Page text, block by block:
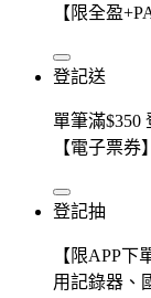
【限全盈
登記送
單筆滿$350
【電子票
登記抽
【限APP
用記錄器、